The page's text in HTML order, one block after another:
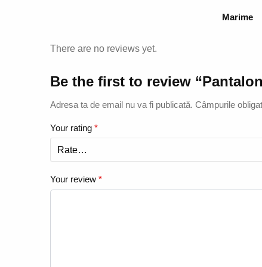
Marime
There are no reviews yet.
Be the first to review
Adresa ta de email nu va fi publicată. Câmpurile
Your rating *
Your review *